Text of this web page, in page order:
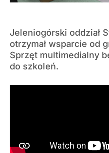
Jeleniogórski oddział
otrzymał wsparcie od
Sprzęt multimedialny
do szkoleń.